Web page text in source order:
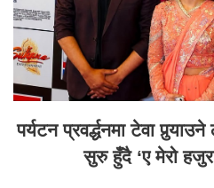
पर्यटन प्रवर्द्धनमा टेवा
सुरु हुँदै ‘ए मेरो